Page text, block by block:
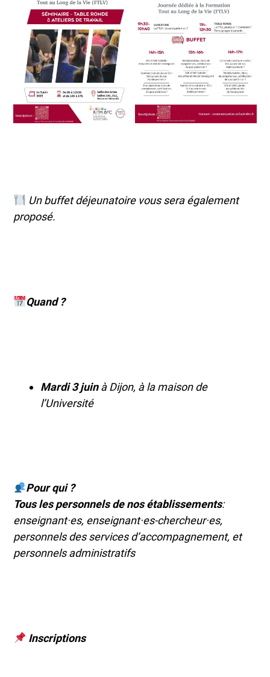
Un buffet déjeunatoire vous sera également
proposé.
Quand ?
Mardi 3 juinà Dijon, à la maison de
l’Université
Pour qui ?
Tous les personnels de nos établissements:
enseignant·es, enseignant·es-chercheur·es,
personnels des services d’accompagnement, et
personnels administratifs
Inscriptions